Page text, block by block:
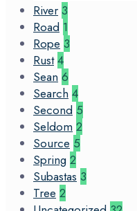
River 3
Road 1
Rope 3
Rust 4
Sean 6
Search 4
Second 5
Seldom 2
Source 5
Spring 2
Subastas 3
Tree 2